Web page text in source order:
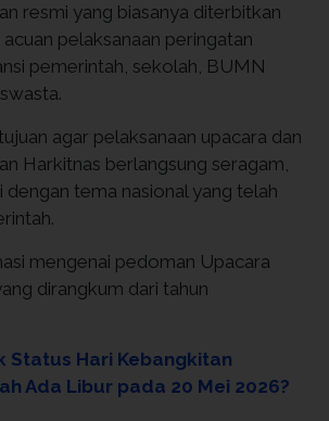
resmi yang biasanya diterbitkan
pelaksanaan peringatan
pemerintah, sekolah, BUMN
agar pelaksanaan upacara dan
Harkitnas berlangsung seragam,
dengan tema nasional yang telah
mengenai pedoman Upacara
dirangkum dari tahun
Status Hari Kebangkitan
Ada Libur pada 20 Mei 2026?